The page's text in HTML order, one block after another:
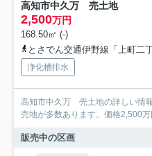
高知市中久万 売土地
2,500万円
168.50㎡ (-)
とさでん交通伊野線「上町二
浄化槽排水
高知市中久万 売土地の詳しい情
売地が多数あります。価格2,500
販売中の区画